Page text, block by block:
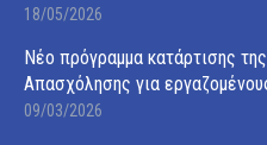
18/05/2026
Νέο πρόγραμμα κατάρτισης
Απασχόλησης για
09/03/2026